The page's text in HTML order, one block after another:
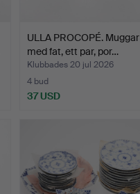
ULLA PROCOPÉ. Muggar
med fat, ett par, por…
Klubbades 20 jul 2026
4 bud
37 USD